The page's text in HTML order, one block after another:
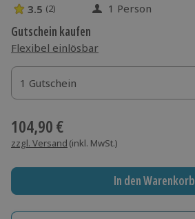
3.5 Sterne von 5 aus 2 Bewertungen
3.5 (2) 1 Person
Gutschein kaufen
Flexibel einlösbar
1 Gutschein
1 Gutschein
1 Gutschein
104,90 €
zzgl. Versand (inkl. MwSt.)
In den Warenkorb